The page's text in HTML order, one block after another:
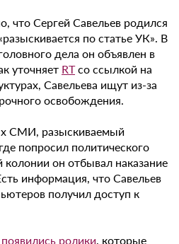
что Сергей Савельев родился
по статье УК». В
дела он объявлен в
уточняет RTсо ссылкой на
Савельева ищут из-за
освобождения.
СМИ, разыскиваемый
попросил политического
он отбывал наказание
информация, что Савельев
получил доступ к
появились ролики, которые